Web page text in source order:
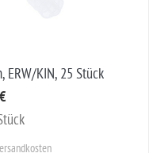
ERW/KIN, 25 Stück